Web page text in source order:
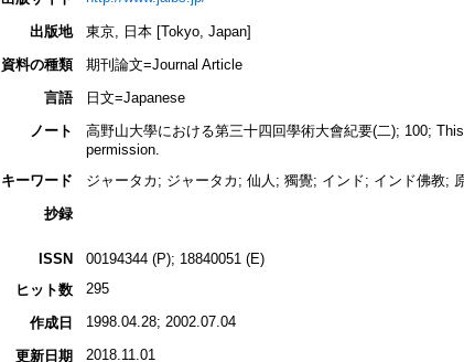
出版地
東京, 日本 [Tokyo, Japan]
資料の種類
期刊論文=Journal Article
言語
日文=Japanese
ノート
高野山大學における第三十四回學術大會紀要(二); 100;
permission.
キーワード
ジャータカ; ジャータカ; 仙人; 獨覺; インド; インド佛教;
抄録
ISSN
00194344 (P); 18840051 (E)
ヒット数
295
作成日 1998.04.28; 2002.07.04
更新日期 2018.11.01